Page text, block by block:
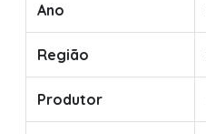
Ano
Região
Produtor